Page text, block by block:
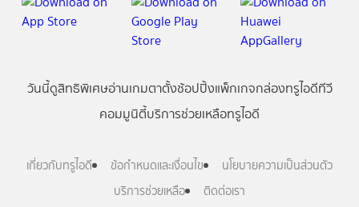
วันนี้ดูสิทธิพิเศษอ่านเกมตาตั้งช้อปปิ้งแพ็กเกจกล่องทรูไอดีทีวี
คอมมูนิตี้บริการช่วยเหลือทรูไอดี
เกี่ยวกับทรูไอดี ข้อกำหนดและเงื่อนไข
นโยบายความเป็นส่วนตัว
บริการช่วยเหลือ
ติดต่อเรา